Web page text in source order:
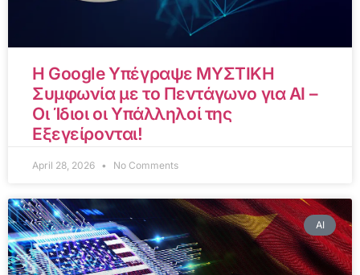
Η Google Υπέγραψε ΜΥΣΤΙΚΗ
Συμφωνία με το Πεντάγωνο για AI –
Οι Ίδιοι οι Υπάλληλοί της
Εξεγείρονται!
April 28, 2026 No Comments
AI